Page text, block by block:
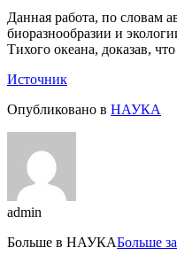
Данная работа, по словам
биоразнообразии и
Тихого океана, доказав,
Источник
Опубликовано в НАУКА
admin
Больше в НАУКАБольше